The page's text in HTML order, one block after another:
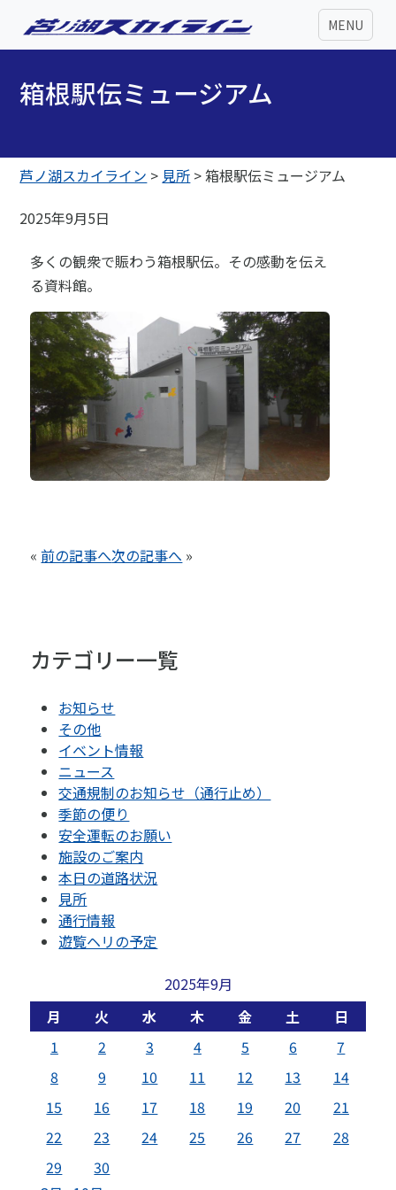
MENU
箱根駅伝ミュージアム
芦ノ湖スカイライン > 見所 >箱根駅伝ミュージアム
2025年9月5日
多くの観衆で賑わう箱根駅伝。その感動を伝え
る資料館。
«前の記事へ次の記事へ »
カテゴリー一覧
お知らせ
その他
イベント情報
ニュース
交通規制のお知らせ（通行止め）
季節の便り
安全運転のお願い
施設のご案内
本日の道路状況
見所
通行情報
遊覧ヘリの予定
2025年9月
月
火 水 木 金 土
日
1
2 3 4 5 6
7
8
9 10 11 12 13
14
15
16 17 18 19 20
21
22
23 24 25 26 27
28
29
30